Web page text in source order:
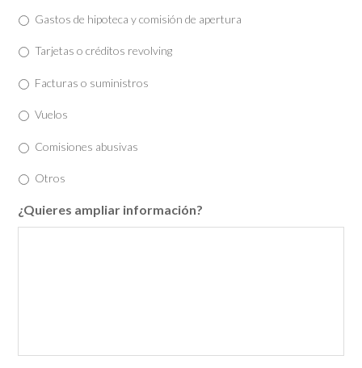
Gastos de hipoteca y comisión de apertura
Tarjetas o créditos revolving
Facturas o suministros
Vuelos
Comisiones abusivas
Otros
¿Quieres ampliar información?